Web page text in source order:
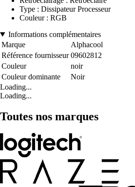
Type : Dissipateur Processeur
Couleur : RGB
Informations complémentaires
Marque
Alphacool
Référence fournisseur 09602812
Couleur
noir
Couleur dominante
Noir
Loading...
Loading...
Toutes nos marques